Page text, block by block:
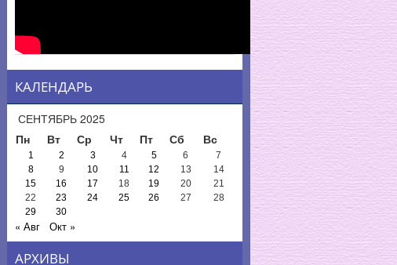
КАЛЕНДАРЬ
СЕНТЯБРЬ 2025
Пн
Вт Ср Чт Пт Сб Вс
1 2 3 4 5 6
7
8
9 10 11 12 13
14
15
16 17 18 19 20
21
22
23 24 25 26 27
28
29
30
« Авг Окт »
АРХИВЫ